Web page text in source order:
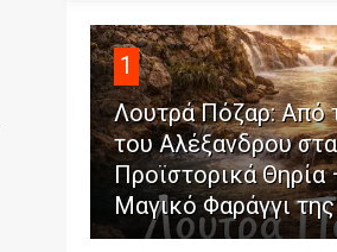
1
Λουτρά Πόζαρ: Από
του Αλέξανδρου στα
Προϊστορικά Θηρία
Μαγικό Φαράγγι